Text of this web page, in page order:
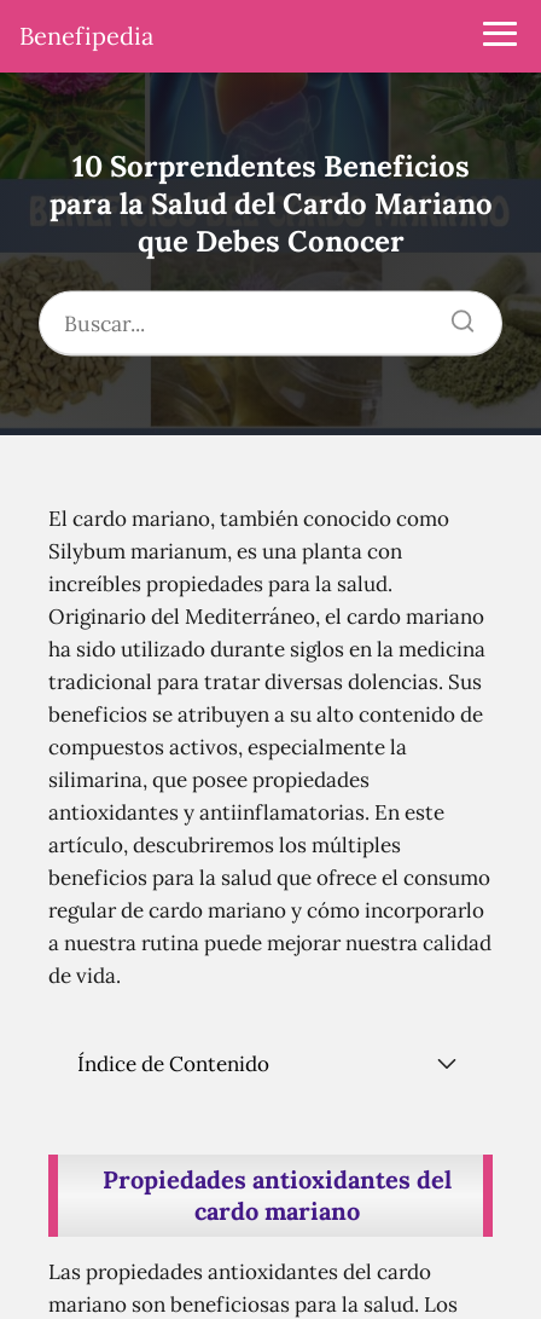
Benefipedia
10 Sorprendentes Beneficios
para la Salud del Cardo Mariano
que Debes Conocer
El cardo mariano, también conocido como
Silybum marianum, es una planta con
increíbles propiedades para la salud.
Originario del Mediterráneo, el cardo mariano
ha sido utilizado durante siglos en la medicina
tradicional para tratar diversas dolencias. Sus
beneficios se atribuyen a su alto contenido de
compuestos activos, especialmente la
silimarina, que posee propiedades
antioxidantes y antiinflamatorias. En este
artículo, descubriremos los múltiples
beneficios para la salud que ofrece el consumo
regular de cardo mariano y cómo incorporarlo
a nuestra rutina puede mejorar nuestra calidad
de vida.
Índice de Contenido
Propiedades antioxidantes del
cardo mariano
Las propiedades antioxidantes del cardo
mariano son beneficiosas para la salud. Los